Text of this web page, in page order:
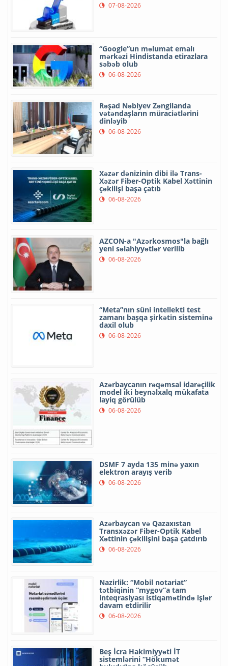
07-08-2026
“Google”un məlumat emalı
mərkəzi Hindistanda etirazlara
səbəb olub
06-08-2026
Rəşad Nəbiyev Zəngilanda
vətəndaşların müraciətlərini
dinləyib
06-08-2026
Xəzər dənizinin dibi ilə Trans-
Xəzər Fiber-Optik Kabel Xəttinin
çəkilişi başa çatıb
06-08-2026
AZCON-a "Azərkosmos"la bağlı
yeni səlahiyyətlər verilib
06-08-2026
“Meta”nın süni intellekti test
zamanı başqa şirkətin sisteminə
daxil olub
06-08-2026
Azərbaycanın rəqəmsal idarəçilik
model iki beynəlxalq mükafata
layiq görülüb
06-08-2026
DSMF 7 ayda 135 minə yaxın
elektron arayış verib
06-08-2026
Azərbaycan və Qazaxıstan
Transxəzər Fiber-Optik Kabel
Xəttinin çəkilişini başa çatdırıb
06-08-2026
Nazirlik: “Mobil notariat”
tətbiqinin “mygov”a tam
inteqrasiyası istiqamətində işlər
davam etdirilir
06-08-2026
Beş İcra Hakimiyyəti İT
sistemlərini “Hökumət